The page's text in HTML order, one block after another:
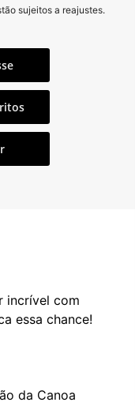
sujeitos a reajustes.
incrível com
essa chance!
da Canoa